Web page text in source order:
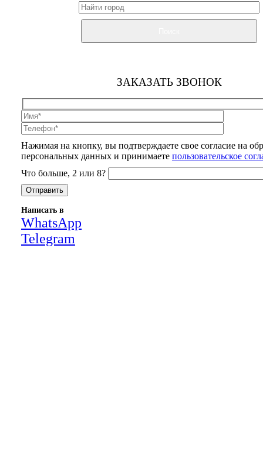
ЗАКАЗАТЬ ЗВОНОК
Нажимая на кнопку, вы подтверждаете свое согласие на
персональных данных и принимаете пользовательское
Что больше, 2 или 8?
Написать в
WhatsApp
Telegram